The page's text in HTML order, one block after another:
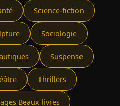
Science-fiction
Sociologie
Suspense
Thrillers
Beaux livres